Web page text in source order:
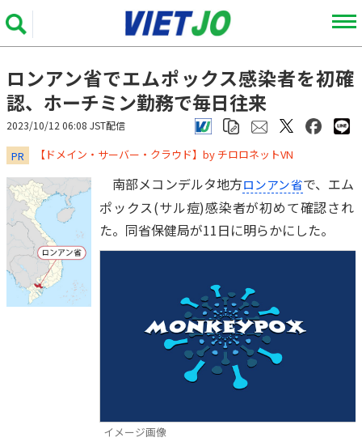
ロンアン省でエムポックス感染者を初確
認、ホーチミン勤務で毎日往来
2023/10/12 06:08 JST配信
PR ​​​​​​​【ドメイン・サーバー・クラウド】by チロロネットVN
南部メコンデルタ地方ロンアン省で、エム
ポックス(サル痘)感染者が初めて確認され
た。同省保健局が11日に明らかにした。
イメージ画像